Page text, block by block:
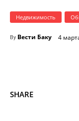
Недвижимость
By Вести Баку 4
SHARE